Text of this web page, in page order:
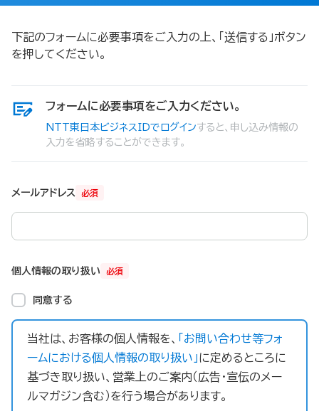
下記のフォームに必要事項をご入力の上、「送信する」ボタン
を押してください。
フォームに必要事項をご入力ください。
NTT東日本ビジネスIDでログインすると、申し込み情報の
入力を省略することができます。
必須
メールアドレス
必須
個人情報の取り扱い
同意する
当社は、お客様の個人情報を、
「お問い合わせ等フォ
ームにおける個人情報の取り扱い」に定めるところに
基づき取り扱い、営業上のご案内（広告・宣伝のメー
ルマガジン含む）を行う場合があります。